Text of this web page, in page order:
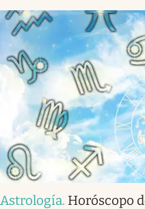
Astrología. Horóscopo